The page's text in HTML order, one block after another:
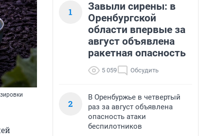
1
Завыли сирены: в
Оренбургской
области впервые за
август объявлена
ракетная опасность
5 059 Обсудить
2
В Оренбуржье в четвертый
раз за август объявлена
опасность атаки
беспилотников